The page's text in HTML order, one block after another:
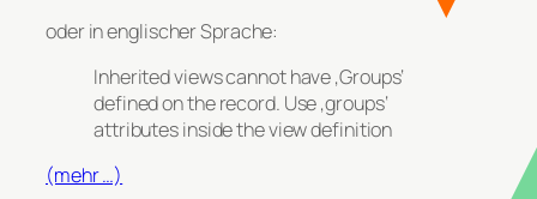
oder in englischer Sprache:
Inherited views cannot have ‚Groups‘
defined on the record. Use ‚groups‘
attributes inside the view definition
(mehr …)